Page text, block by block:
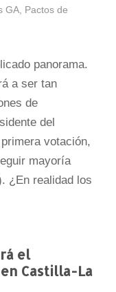
GA, Pactos de
panorama.
a ser tan
de
del
votación,
mayoría
¿En realidad los
el
Castilla-La